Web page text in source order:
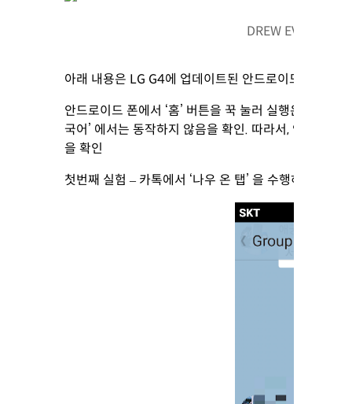
DREW EVANS/
아래 내용은 LG G4에 업데이트된 안드로이드 6.0에
안드로이드 폰에서 ‘홈’ 버튼을 꾹 눌러 실행은 한다.
국어’ 에서는 동작하지 않음을 확인. 따라서, 언어설
을 확인
첫번째 실험 – 카톡에서 ‘나우 온 탭’ 을 수행하면 메시